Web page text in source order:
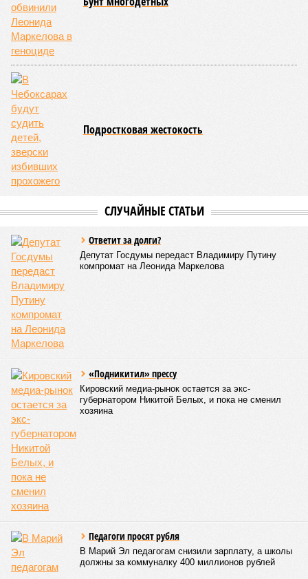
торжественное открытие Республиканского центра
единоборств «Керешу». площадка имеет все необходимые
условия для полноценной подготовки спортсменов
высокого класса.
В том же году был проведён первый официальный
чемпионат по керешу, участие в котором приняли
сильнейшие борцы со всех районов Чувашии; турнир
наглядно продемонстрировал динамичный и зрелищный
характер этого вида спорта.
Керешу включён в перечень приоритетных спортивных
дисциплин на территории Чувашской Республики. Кроме
того, данное единоборство уже имеет опыт выхода на
Всемирных игр национальных видов единоборств, которые
географии интереса к этой борьбе за пределами региона.
Александра Иванова
Опубликовано:
КОММЕНТАРИИ 0
Версия
работы 20 сотрудников детских лагерей
Роспотребнадзор после проверки отстранил от работы 20
сотрудников детских лагерей
Здоровый отдых
Роспотребнадзор после проверки отстранил от работы 20 сотрудников
детских лагерей (фото: pixnio.com)